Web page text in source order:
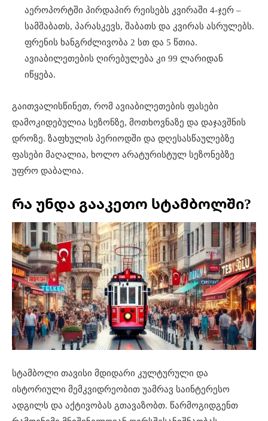
აეროპორტში პირდაპირ რეისებს კვირაში 4-ჯერ –
სამშაბათს, პარასკევს, შაბათს და კვირას ასრულებს.
ფრენის ხანგრძლივობა 2 სთ და 5 წთია.
ავიაბილეთების ღირებულება კი 99 ლარიდან
იწყება.
გაითვალისწინეთ, რომ ავიაბილეთების ფასები
დამოკიდებულია სეზონზე, მოთხოვნაზე და დაჯავშნის
დროზე. ზაფხულის პერიოდში და დღესასწაულებზე
ფასები მაღალია, ხოლო არატურისტულ სეზონებზე
უფრო დაბალია.
რა უნდა გააკეთო სტამბოლში?
სტამბოლი თავისი მდიდარი კულტურული და
ისტორიული მემკვიდრეობით უამრავ საინტერესო
ადგილს და აქტივობას გთავაზობთ. წარმოგიდგენთ